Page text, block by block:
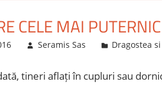
CELE MAI
Seramis Sas Dragostea
tineri aflați în cupluri sau